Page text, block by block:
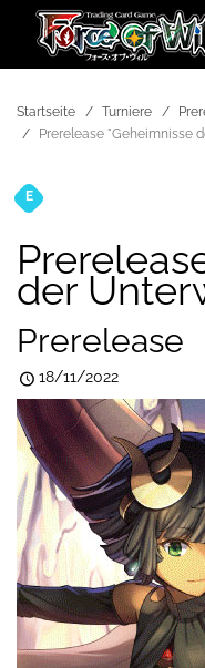
Startseite Turniere
Prerelease "Geheimnisse
E
der
Prerelease
18/11/2022